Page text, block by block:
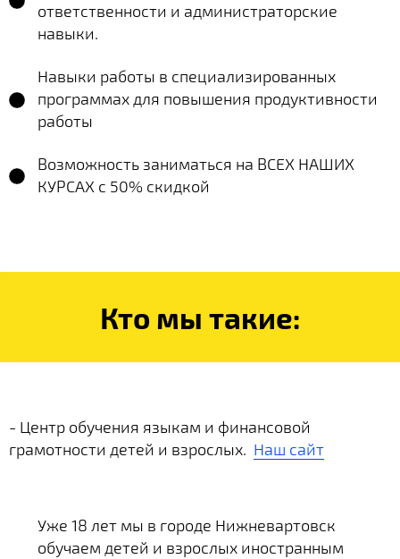
ответственности и администраторские
навыки.
Навыки работы в специализированных
программах для повышения продуктивности
работы
Возможность заниматься на ВСЕХ НАШИХ
КУРСАХ с 50% скидкой
Кто мы такие:
- Центр обучения языкам и финансовой
грамотности детей и взрослых. Наш сайт
Уже 18 лет мы в городе Нижневартовск
обучаем детей и взрослых иностранным